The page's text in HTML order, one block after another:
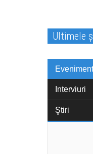
Ultimele
Interviuri
Ştiri